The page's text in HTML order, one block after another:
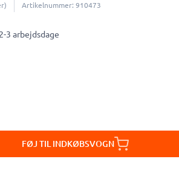
Artikelnummer: 910473
3 arbejdsdage
FØJ TIL INDKØBSVOGN